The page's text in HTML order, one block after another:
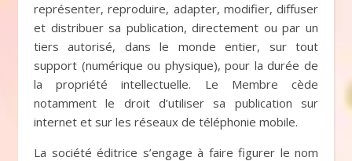
représenter, reproduire, adapter, modifier, diffuser
et distribuer sa publication, directement ou par un
tiers autorisé, dans le monde entier, sur tout
support (numérique ou physique), pour la durée de
la propriété intellectuelle. Le Membre cède
notamment le droit d’utiliser sa publication sur
internet et sur les réseaux de téléphonie mobile.
La société éditrice s’engage à faire figurer le nom